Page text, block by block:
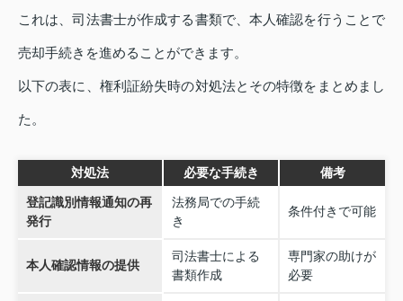
これは、司法書士が作成する書類で、本人確認を行うことで
売却手続きを進めることができます。
以下の表に、権利証紛失時の対処法とその特徴をまとめまし
た。
対処法 必要な手続き 備考
登記識別情報通知の再
発行
法務局での手続
き
条件付きで可能
本人確認情報の提供
司法書士による
書類作成
専門家の助けが
必要